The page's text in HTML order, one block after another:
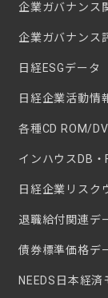
企業ガバナンス
企業ガバナンス
日経ESGデータ
日経企業活動情
各種CD ROM/
インハウスDB・
日経企業リスク
退職給付関連デ
債券標準価格デ
NEEDS日本経済